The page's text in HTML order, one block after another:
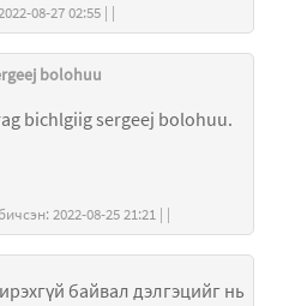
Зочин хэзээ бичсэн: 2022-08-27 02:55 | |
bolohuu
bichlgiig sergeej bolohuu.
zochin (зочин) хэзээ бичсэн: 2022-08-25 21:21 | |
байвал дэлгэцийг нь